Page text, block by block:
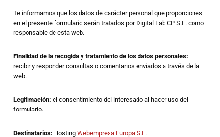
Te informamos que los datos de carácter personal que proporciones
en el presente formulario serán tratados por Digital Lab CP S.L. como
responsable de esta web.
Finalidad de la recogida y tratamiento de los datos personales:
recibir y responder consultas o comentarios enviados a través de la
web.
Legitimación: el consentimiento del interesado al hacer uso del
formulario.
Destinatarios: HostingWebempresa Europa S.L.